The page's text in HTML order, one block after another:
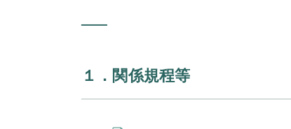
１．関係規程等